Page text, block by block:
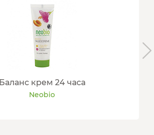
Баланс крем 24 часа
Neobio